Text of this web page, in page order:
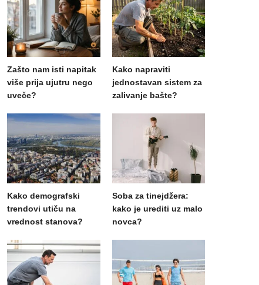
Zašto nam isti napitak
više prija ujutru nego
uveče?
Kako napraviti
jednostavan sistem za
zalivanje bašte?
Kako demografski
trendovi utiču na
vrednost stanova?
Soba za tinejdžera:
kako je urediti uz malo
novca?